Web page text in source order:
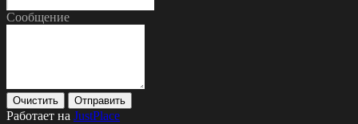
Сообщение
Очистить Отправить
Работает на JustPlace